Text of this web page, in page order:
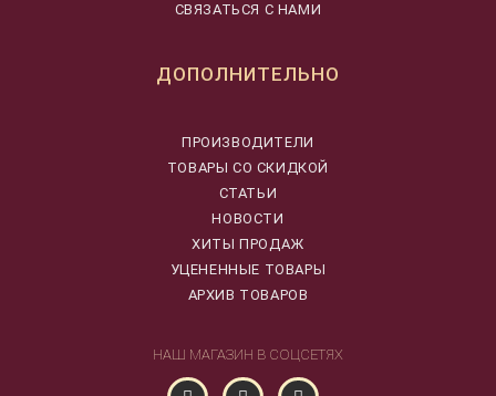
СВЯЗАТЬСЯ С НАМИ
ДОПОЛНИТЕЛЬНО
ПРОИЗВОДИТЕЛИ
ТОВАРЫ СО СКИДКОЙ
СТАТЬИ
НОВОСТИ
ХИТЫ ПРОДАЖ
УЦЕНЕННЫЕ ТОВАРЫ
АРХИВ ТОВАРОВ
НАШ МАГАЗИН В СОЦСЕТЯХ